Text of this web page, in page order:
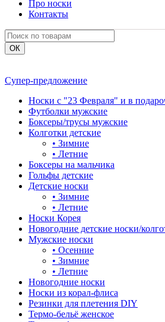
Про носки
Контакты
Супер-предложение
Носки с "23 Февраля" и в
Футболки мужские
Боксеры/трусы мужские
Колготки детские
• Зимние
• Летние
Боксеры на мальчика
Гольфы детские
Детские носки
• Зимние
• Летние
Носки Корея
Новогодние детские носки/
Мужские носки
• Осенние
• Зимние
• Летние
Новогодние носки
Носки из корал-флиса
Резинки для плетения DIY
Термо-бельё женское